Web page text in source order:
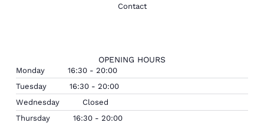
Contact
OPENING HOURS
Monday
16:30 - 20:00
Tuesday
16:30 - 20:00
Wednesday
Closed
Thursday
16:30 - 20:00